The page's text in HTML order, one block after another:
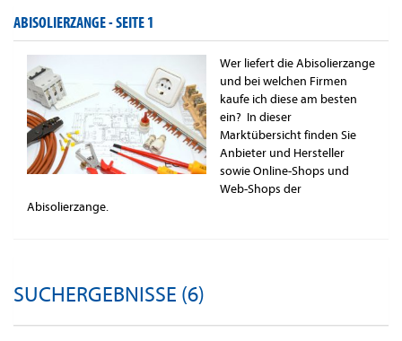
ABISOLIERZANGE -SEITE 1
Wer liefert die Abisolierzange
und bei welchen Firmen
kaufe ich diese am besten
ein? In dieser
Marktübersicht finden Sie
Anbieter und Hersteller
sowie Online-Shops und
Web-Shops der
Abisolierzange.
SUCHERGEBNISSE (6)